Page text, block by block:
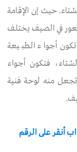
حيث إن الإقامة
في الصيف يختلف
أجواء الطبيعة
فتكون أجواء
منه لوحة فنية
أنقر على الرقم